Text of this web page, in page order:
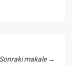
Sonraki makale→